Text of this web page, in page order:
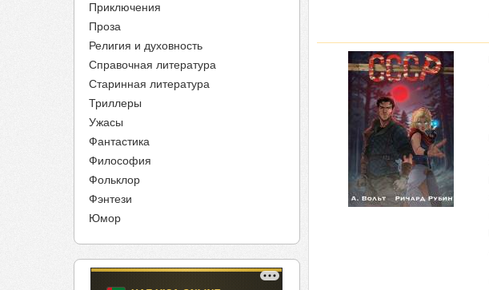
Приключения
Проза
Религия и духовность
Справочная литература
Старинная литература
Триллеры
Ужасы
Фантастика
Философия
Фольклор
Фэнтези
Юмор